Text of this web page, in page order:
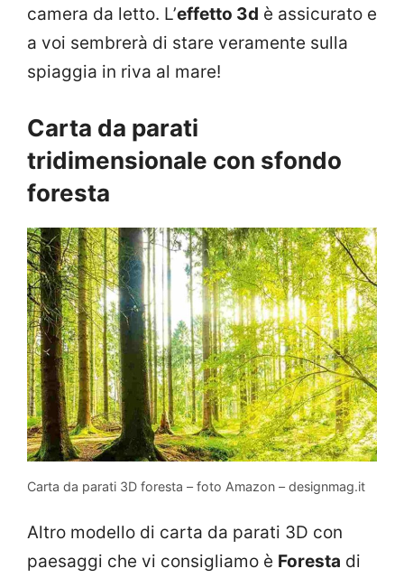
camera da letto. L’effetto 3d è assicurato e
a voi sembrerà di stare veramente sulla
spiaggia in riva al mare!
Carta da parati
tridimensionale con sfondo
foresta
Carta da parati 3D foresta – foto Amazon – designmag.it
Altro modello di carta da parati 3D con
paesaggi che vi consigliamo è Foresta di